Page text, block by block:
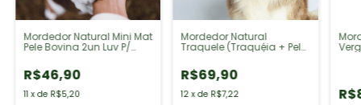
Mordedor Natural Mini Mat
Pele Bovina 2un Luv P/
R$46,90
11 xde R$5,20
Mordedor Natural
Traquele (Traquéia + Pele
R$69,90
12 xde R$7,22